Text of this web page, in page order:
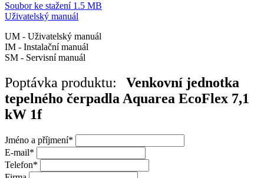
Soubor ke stažení 1.5 MB
Uživatelský manuál
UM - Uživatelský manuál
IM - Instalační manuál
SM - Servisní manuál
Poptávka produktu:
Venkovní jednotka
tepelného čerpadla Aquarea EcoFlex 7,1
kW 1f
Jméno a příjmení*
E-mail*
Telefon*